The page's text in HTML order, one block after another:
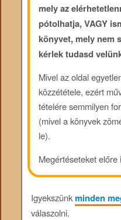
mely az
pótolhatja, VAGY
könyvet, mely nem
kérlek tudasd
Mivel az oldal
közzététele, ezért
tételére semmilyen
(mivel a könyvek
le).
Megértéseteket előre
Igyekszünkminden
válaszolni.